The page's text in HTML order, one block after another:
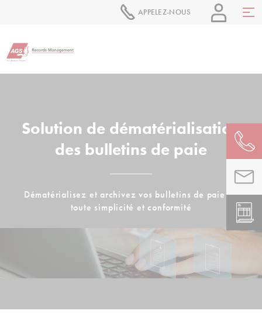
APPELEZ-NOUS
Solution de dématérialisation
des bulletins de paie
Dématérialisez et archivez vos bulletins de paie en
toute simplicité et conformité